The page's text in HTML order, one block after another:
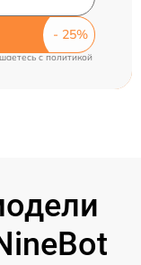
c политикой